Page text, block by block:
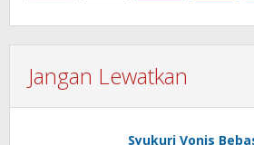
Jangan Lewatkan
Syukuri Vonis